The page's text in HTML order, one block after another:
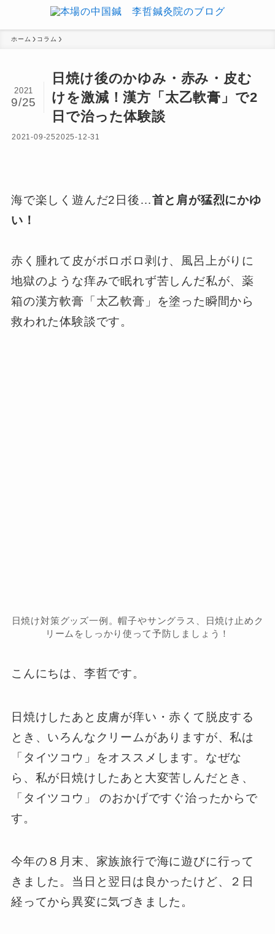
ホーム コラム
日焼け後のかゆみ・赤み・皮む
けを激減！漢方「太乙軟膏」で2
日で治った体験談
2021
9/25
2021-09-252025-12-31
海で楽しく遊んだ2日後…首と肩が猛烈にかゆ
い！
赤く腫れて皮がボロボロ剥け、風呂上がりに
地獄のような痒みで眠れず苦しんだ私が、薬
箱の漢方軟膏「太乙軟膏」を塗った瞬間から
救われた体験談です。
日焼け対策グッズ一例。帽子やサングラス、日焼け止めク
リームをしっかり使って予防しましょう！
こんにちは、李哲です。
日焼けしたあと皮膚が痒い・赤くて脱皮する
とき、いろんなクリームがありますが、私は
「タイツコウ」をオススメします。なぜな
ら、私が日焼けしたあと大変苦しんだとき、
「タイツコウ」 のおかげですぐ治ったからで
す。
今年の８月末、家族旅行で海に遊びに行って
きました。当日と翌日は良かったけど、２日
経ってから異変に気づきました。